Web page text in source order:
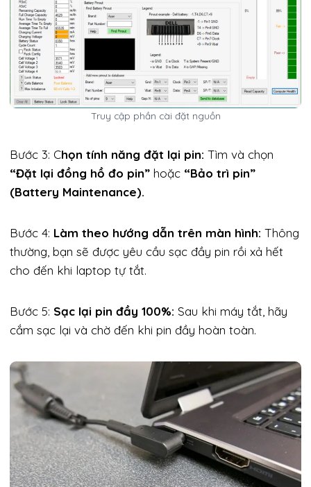
Truy cập phần cài đặt nguồn
Bước 3: Chọn tính năng đặt lại pin: Tìm và chọn
“Đặt lại đồng hồ đo pin” hoặc “Bảo trì pin”
(Battery Maintenance).
Bước 4: Làm theo hướng dẫn trên màn hình: Thông
thường, bạn sẽ được yêu cầu sạc đầy pin rồi xả hết
cho đến khi laptop tự tắt.
Bước 5: Sạc lại pin đầy 100%: Sau khi máy tắt, hãy
cắm sạc lại và chờ đến khi pin đầy hoàn toàn.